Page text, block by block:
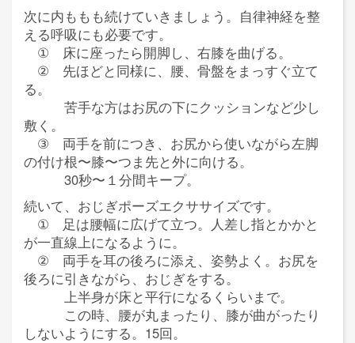
次に内ももも続けていきましょう。自律神経を整
える呼吸にも必要です。
① 床に座ったら開脚し、右膝を曲げる。
② 先ほどと同様に、腰、骨盤をまっすぐ立て
る。
苦手な方はお尻の下にクッションなど少し
敷く。
③ 両手を前につき、お尻から使いながら左脚
の付け根〜膝〜つま先と外に向ける。
30秒〜１分間キープ。
続いて、おじぎポーズエクササイズです。
① 足は腰幅に広げて立つ。人差し指とかかと
が一直線上になるように。
② 両手を耳の後ろに添え、姿勢よく。お尻を
後ろに引きながら、おじぎをする。
上半身が床と平行になるくらいまで。
この時、腰が丸まったり、膝が曲がったり
しないようにする。15回。